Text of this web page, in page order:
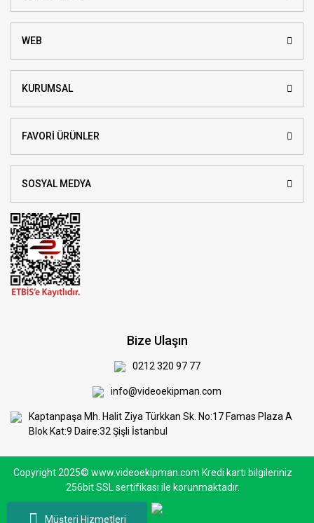
Müşteri Hizmetleri
WEB
KURUMSAL
FAVORİ ÜRÜNLER
SOSYAL MEDYA
Bize Ulaşın
0212 320 97 77
info@videoekipman.com
Kaptanpaşa Mh. Halit Ziya Türkkan Sk. No:17 Famas Plaza A
Blok Kat:9 Daire:32 Şişli İstanbul
Copyright 2025© www.videoekipman.com Kredi kartı bilgileriniz
256bit SSL sertifikası ile korunmaktadır.